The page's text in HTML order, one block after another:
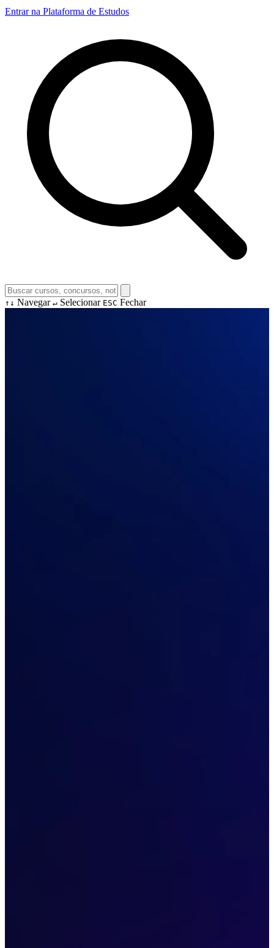
Entrar na Plataforma de Estudos
↑↓ Navegar ↵ Selecionar ESC Fechar